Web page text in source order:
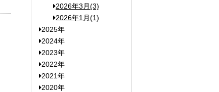
2026年3月(3)
2026年1月(1)
2025年
2024年
2023年
2022年
2021年
2020年